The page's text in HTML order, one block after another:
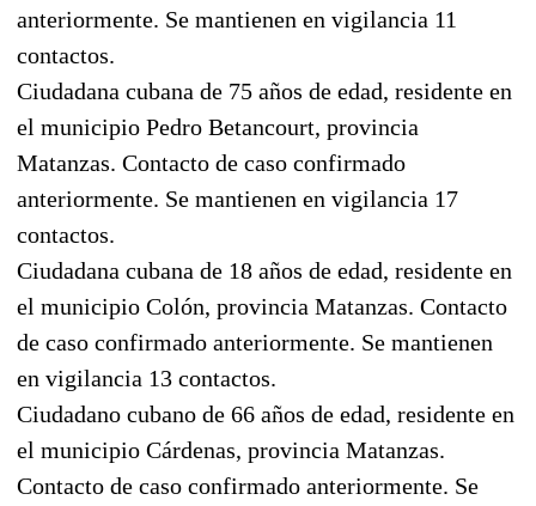
anteriormente. Se mantienen en vigilancia 11
contactos.
Ciudadana cubana de 75 años de edad, residente en
el municipio Pedro Betancourt, provincia
Matanzas. Contacto de caso confirmado
anteriormente. Se mantienen en vigilancia 17
contactos.
Ciudadana cubana de 18 años de edad, residente en
el municipio Colón, provincia Matanzas. Contacto
de caso confirmado anteriormente. Se mantienen
en vigilancia 13 contactos.
Ciudadano cubano de 66 años de edad, residente en
el municipio Cárdenas, provincia Matanzas.
Contacto de caso confirmado anteriormente. Se